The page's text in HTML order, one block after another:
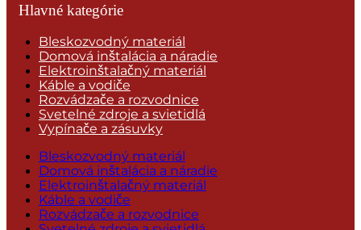
Hlavné kategórie
Bleskozvodný materiál
Domová inštalácia a náradie
Elektroinštalačný materiál
Káble a vodiče
Rozvádzače a rozvodnice
Svetelné zdroje a svietidlá
Vypínače a zásuvky
Bleskozvodný materiál
Domová inštalácia a náradie
Elektroinštalačný materiál
Káble a vodiče
Rozvádzače a rozvodnice